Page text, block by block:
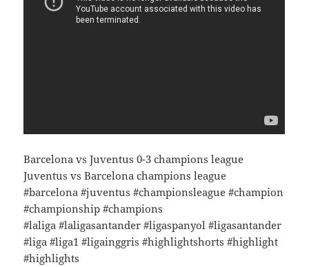
Barcelona vs Juventus 0-3 champions league
Juventus vs Barcelona champions league
#barcelona #juventus #championsleague #champion
#championship #champions
#laliga #laligasantander #ligaspanyol #ligasantander
#liga #liga1 #ligainggris #highlightshorts #highlight
#highlights